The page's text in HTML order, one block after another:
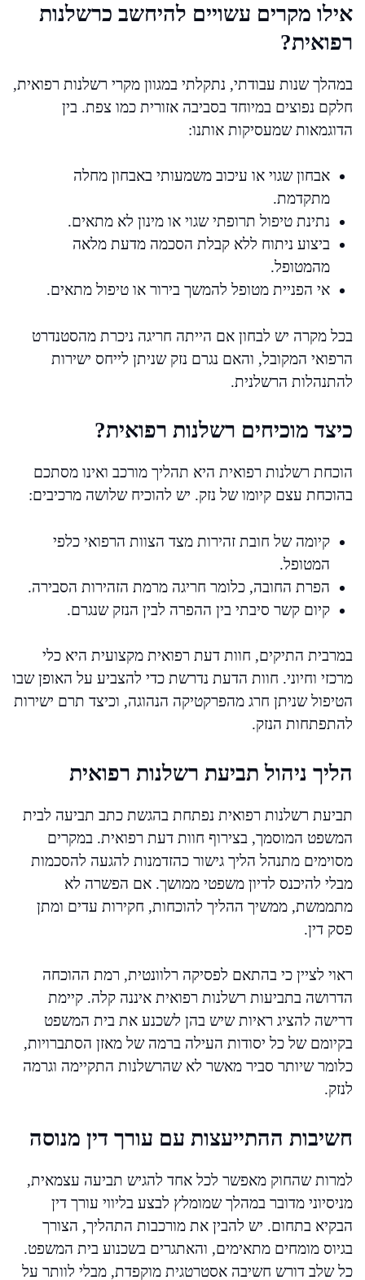
אילו מקרים עשויים להיחשב כרשלנות
רפואית?
במהלך שנות עבודתי, נתקלתי במגוון מקרי רשלנות רפואית,
חלקם נפוצים במיוחד בסביבה אזורית כמו צפת. בין
הדוגמאות שמעסיקות אותנו:
אבחון שגוי או עיכוב משמעותי באבחון מחלה
מתקדמת.
נתינת טיפול תרופתי שגוי או מינון לא מתאים.
ביצוע ניתוח ללא קבלת הסכמה מדעת מלאה
מהמטופל.
אי הפניית מטופל להמשך בירור או טיפול מתאים.
בכל מקרה יש לבחון אם הייתה חריגה ניכרת מהסטנדרט
הרפואי המקובל, והאם נגרם נזק שניתן לייחס ישירות
להתנהלות הרשלנית.
כיצד מוכיחים רשלנות רפואית?
הוכחת רשלנות רפואית היא תהליך מורכב ואינו מסתכם
בהוכחת עצם קיומו של נזק. יש להוכיח שלושה מרכיבים:
קיומה של חובת זהירות מצד הצוות הרפואי כלפי
המטופל.
הפרת החובה, כלומר חריגה מרמת הזהירות הסבירה.
קיום קשר סיבתי בין ההפרה לבין הנזק שנגרם.
במרבית התיקים, חוות דעת רפואית מקצועית היא כלי
מרכזי וחיוני. חוות הדעת נדרשת כדי להצביע על האופן שבו
הטיפול שניתן חרג מהפרקטיקה הנהוגה, וכיצד תרם ישירות
להתפתחות הנזק.
הליך ניהול תביעת רשלנות רפואית
תביעת רשלנות רפואית נפתחת בהגשת כתב תביעה לבית
המשפט המוסמך, בצירוף חוות דעת רפואית. במקרים
מסוימים מתנהל הליך גישור כהזדמנות להגעה להסכמות
מבלי להיכנס לדיון משפטי ממושך. אם הפשרה לא
מתממשת, ממשיך ההליך להוכחות, חקירות עדים ומתן
פסק דין.
ראוי לציין כי בהתאם לפסיקה רלוונטית, רמת ההוכחה
הדרושה בתביעות רשלנות רפואית איננה קלה. קיימת
דרישה להציג ראיות שיש בהן לשכנע את בית המשפט
בקיומם של כל יסודות העילה ברמה של מאזן הסתברויות,
כלומר שיותר סביר מאשר לא שהרשלנות התקיימה וגרמה
לנזק.
חשיבות ההתייעצות עם עורך דין מנוסה
למרות שהחוק מאפשר לכל אחד להגיש תביעה עצמאית,
מניסיוני מדובר במהלך שמומלץ לבצע בליווי עורך דין
הבקיא בתחום. יש להבין את מורכבות התהליך, הצורך
בגיוס מומחים מתאימים, והאתגרים בשכנוע בית המשפט.
כל שלב דורש חשיבה אסטרטגית מוקפדת, מבלי לוותר על